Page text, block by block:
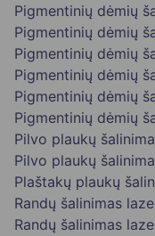
Pigmentinių dėmių
Pigmentinių dėmių
Pigmentinių dėmių
Pigmentinių dėmių
Pigmentinių dėmių
Pigmentinių dėmių
Pilvo plaukų
Pilvo plaukų
Plaštakų plaukų
Randų šalinimas
Randų šalinimas